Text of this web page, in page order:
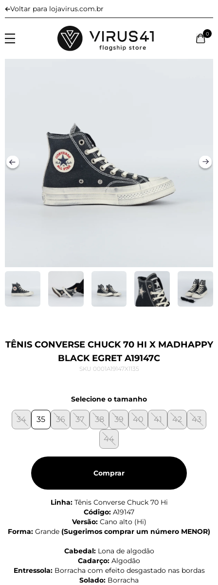
Voltar para lojavirus.com.br
0
TÊNIS CONVERSE CHUCK 70 HI X MADHAPPY
BLACK EGRET A19147C
SKU 0001A19147X1135
Selecione o tamanho
34 35 36 37 38 39 40 41 42 43
44
Comprar
Linha:Tênis Converse Chuck 70 Hi
Código: A19147
Versão:Cano alto (Hi)
Forma: Grande (Sugerimos comprar um número MENOR)
Cabedal:Lona de algodão
Cadarço: Algodão
Entressola:Borracha com efeito desgastado nas bordas
Solado: Borracha